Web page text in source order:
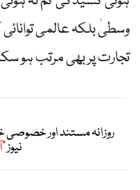
وسطیٰ بلکہ عالمی توانائی
تجارت پر بھی مرتب ہو
روزانہ مستند اور
نیوز